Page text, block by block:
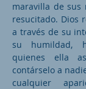
maravilla de sus
resucitado. Dios
a través de su
su humildad,
quienes ella
contárselo a
cualquier